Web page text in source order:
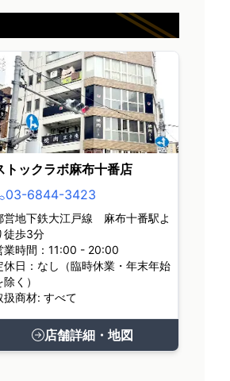
トックラボ麻布十番店
03-6844-3423
営地下鉄大江戸線 麻布十番駅よ
徒歩3分
業時間：11:00 - 20:00
休日：なし（臨時休業・年末年始
除く）
扱商材: すべて
店舗詳細・地図